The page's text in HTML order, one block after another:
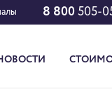
8 800 505-